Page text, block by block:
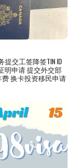
提交工签降签TIN ID
明申请 提交外交部
换卡投资移民申请